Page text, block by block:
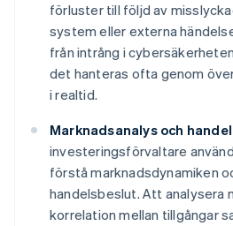
förluster till följd av
system eller externa
från intrång i
det hanteras ofta genom
i realtid.
Marknadsanalys och
investeringsförvaltare
förstå marknadsdynamiken
handelsbeslut. Att analysera
korrelation mellan tillgångar